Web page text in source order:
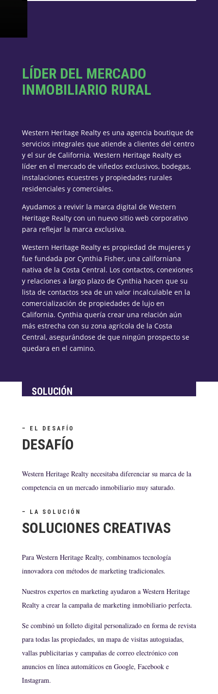
LÍDER DEL MERCADO
INMOBILIARIO RURAL
Western Heritage Realty es una agencia boutique de
servicios integrales que atiende a clientes del centro
y el sur de California. Western Heritage Realty es
líder en el mercado de viñedos exclusivos, bodegas,
instalaciones ecuestres y propiedades rurales
residenciales y comerciales.
Ayudamos a revivir la marca digital de Western
Heritage Realty con un nuevo sitio web corporativo
para reflejar la marca exclusiva.
Western Heritage Realty es propiedad de mujeres y
fue fundada por Cynthia Fisher, una californiana
nativa de la Costa Central. Los contactos, conexiones
y relaciones a largo plazo de Cynthia hacen que su
lista de contactos sea de un valor incalculable en la
comercialización de propiedades de lujo en
California. Cynthia quería crear una relación aún
más estrecha con su zona agrícola de la Costa
Central, asegurándose de que ningún prospecto se
quedara en el camino.
SOLUCIÓN
– EL DESAFÍO
DESAFÍO
Western Heritage Realty necesitaba diferenciar su marca de la
competencia en un mercado inmobiliario muy saturado.
– LA SOLUCIÓN
SOLUCIONES CREATIVAS
Para Western Heritage Realty, combinamos tecnología
innovadora con métodos de marketing tradicionales.
Nuestros expertos en marketing ayudaron a Western Heritage
Realty a crear la campaña de marketing inmobiliario perfecta.
Se combinó un folleto digital personalizado en forma de revista
para todas las propiedades, un mapa de visitas autoguiadas,
vallas publicitarias y campañas de correo electrónico con
anuncios en línea automáticos en Google, Facebook e
Instagram.